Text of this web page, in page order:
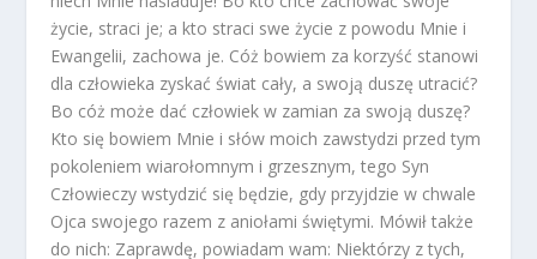
życie, straci je; a kto straci swe życie z powodu Mnie i
Ewangelii, zachowa je. Cóż bowiem za korzyść stanowi
dla człowieka zyskać świat cały, a swoją duszę utracić?
Bo cóż może dać człowiek w zamian za swoją duszę?
Kto się bowiem Mnie i słów moich zawstydzi przed tym
pokoleniem wiarołomnym i grzesznym, tego Syn
Człowieczy wstydzić się będzie, gdy przyjdzie w chwale
Ojca swojego razem z aniołami świętymi. Mówił także
do nich: Zaprawdę, powiadam wam: Niektórzy z tych,